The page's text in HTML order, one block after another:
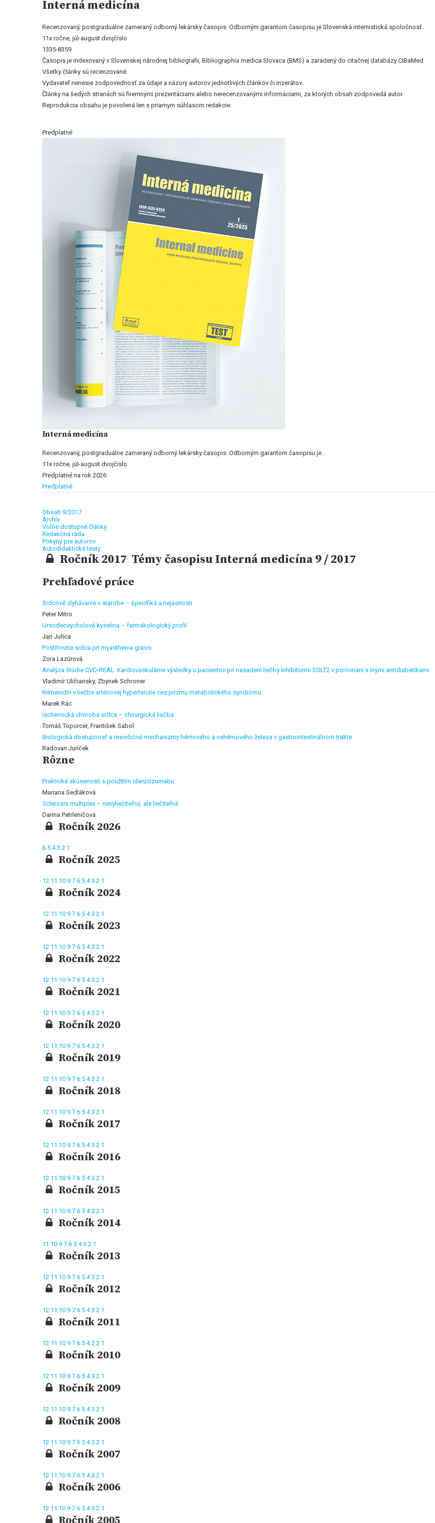
Interná medicína
Recenzovaný, postgraduálne zameraný odborný lekársky časopis. Odborným garantom časopisu je Slovenská internistická spoločnosť.
11x ročne, júl-august dvojčíslo
1335-8359
Časopis je indexovaný v Slovenskej národnej bibliografii, Bibliographia medica Slovaca (BMS) a zaradený do citačnej databázy CiBaMed.
Všetky články sú recenzované.
Vydavateľ nenesie zodpovednosť za údaje a názory autorov jednotlivých článkov či inzerátov.
Články na šedých stranách sú firemnými prezentáciami alebo nerecenzovanými informáciami, za ktorých obsah zodpovedá autor.
Reprodukcia obsahu je povolená len s priamym súhlasom redakcie.
Predplatné
Interná medicína
Recenzovaný, postgraduálne zameraný odborný lekársky časopis. Odborným garantom časopisu je...
11x ročne, júl-august dvojčíslo
Predplatné na rok 2026:
Predplatné
Obsah 9/2017
Archív
Voľne dostupné články
Redakčná rada
Pokyny pre autorov
Autodidaktické testy
Ročník 2017 Témy časopisu Interná medicína 9 / 2017
Prehľadové práce
Srdcové zlyhávanie v starobe – špecifiká a nejasnosti
Peter Mitro
Ursodeoxycholová kyselina – farmakologický profil
Jan Juřica
Postihnutie srdca pri myasthenia gravis
Zora Lazúrová
Analýza štúdie CVD-REAL: Kardiovaskulárne výsledky u pacientov po nasadení liečby inhibítormi SGLT2 v porovnaní s inými antidiabetikami
Vladimír Uličiansky, Zbynek Schroner
Rilmenidín v liečbe artériovej hypertenzie cez prizmu metabolického syndrómu
Marek Rác
Ischemická choroba srdca – chirurgická liečba
Tomáš Toporcer, František Sabol
Biologická dostupnosť a resorbčné mechanizmy hémového a nehémového železa v gastrointestinálnom trakte
Radovan Juríček
Rôzne
Praktické skúsenosti s použitím idarucizumabu
Mariana Sedláková
Sclerosis multiplex – nevyliečiteľná, ale liečiteľná
Darina Petrleničová
Ročník 2026
6 5 43 2 1
Ročník 2025
12 11 10 9 7 6 5 43 2 1
Ročník 2024
12 11 10 9 7 6 5 43 2 1
Ročník 2023
12 11 10 9 7 6 5 43 2 1
Ročník 2022
12 11 10 9 7 6 5 43 2 1
Ročník 2021
12 11 10 9 7 6 5 43 2 1
Ročník 2020
12 11 10 9 7 6 5 43 2 1
Ročník 2019
12 11 10 9 7 6 5 43 2 1
Ročník 2018
12 11 10 9 7 6 5 43 2 1
Ročník 2017
12 11 10 9 7 6 5 43 2 1
Ročník 2016
12 11 10 9 7 6 5 43 2 1
Ročník 2015
12 11 10 9 7 6 5 43 2 1
Ročník 2014
11 10 9 7 6 5 43 2 1
Ročník 2013
12 11 10 9 7 6 5 43 2 1
Ročník 2012
12 11 10 9 7 6 5 43 2 1
Ročník 2011
12 11 10 9 7 6 5 43 2 1
Ročník 2010
12 11 10 9 7 6 5 43 2 1
Ročník 2009
12 11 10 9 7 6 5 43 2 1
Ročník 2008
12 11 10 9 7 6 5 43 2 1
Ročník 2007
12 11 10 9 7 6 5 43 2 1
Ročník 2006
12 11 10 9 7 6 5 43 2 1
Ročník 2005